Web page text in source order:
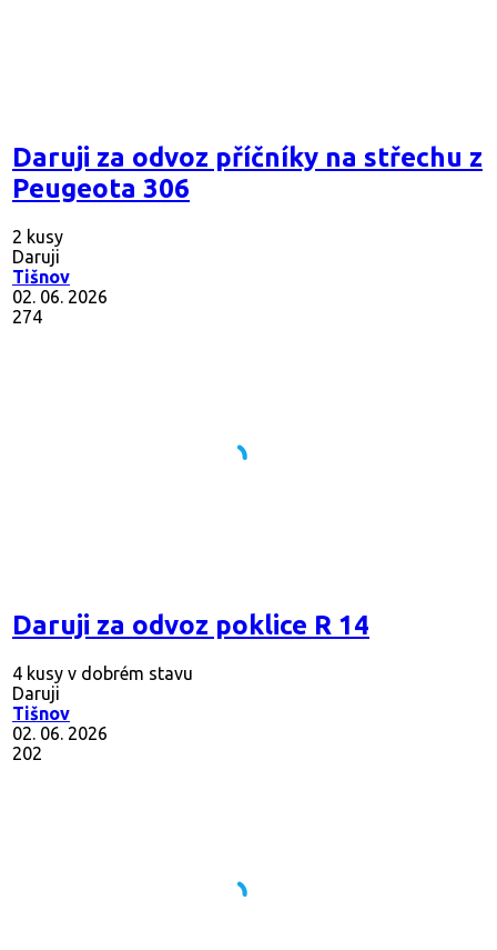
Daruji za odvoz příčníky na střechu z
Peugeota 306
2 kusy
Daruji
Tišnov
02. 06. 2026
274
Daruji za odvoz poklice R 14
4 kusy v dobrém stavu
Daruji
Tišnov
02. 06. 2026
202